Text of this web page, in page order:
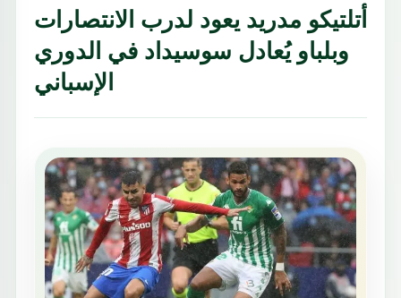
أتلتيكو مدريد يعود لدرب الانتصارات
وبلباو يُعادل سوسيداد في الدوري
الإسباني